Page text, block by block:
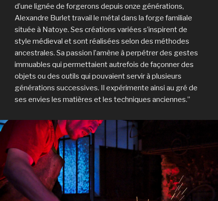
d’une lignée de forgerons depuis onze générations,
Alexandre Burlet travail le métal dans la forge familiale
située à Natoye. Ses créations variées s’inspirent de
style médieval et sont réalisées selon des méthodes
ancestrales. Sa passion l’amène à perpétrer des gestes
immuables qui permettaient autrefois de façonner des
objets ou des outils qui pouvaient servir à plusieurs
générations successives. Il expérimente ainsi au gré de
ses envies les matières et les techniques anciennes.”